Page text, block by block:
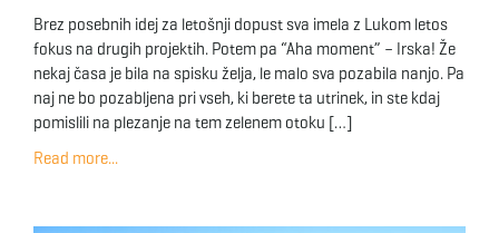
Brez posebnih idej za letošnji dopust sva imela z Lukom letos
fokus na drugih projektih. Potem pa “Aha moment” – Irska! Že
nekaj časa je bila na spisku želja, le malo sva pozabila nanjo. Pa
naj ne bo pozabljena pri vseh, ki berete ta utrinek, in ste kdaj
pomislili na plezanje na tem zelenem otoku […]
Read more...